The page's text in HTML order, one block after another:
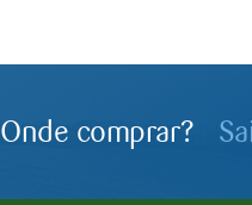
Onde comprar?